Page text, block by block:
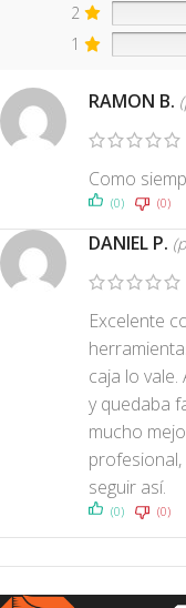
2
1
RAMON B.
Como
(0) (0)
DANIEL P.
Excelente
caja lo
y quedaba
mucho
seguir así.
(0) (0)